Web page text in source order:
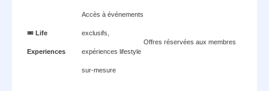
🎟️ Life
Experiences
Accès à événements
exclusifs,
expériences lifestyle
sur-mesure
Offres réservées aux membres